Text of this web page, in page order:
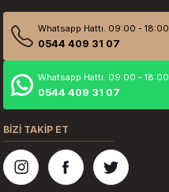
Whatsapp Hattı. 09:00 - 18:00
0544 409 31 07
Whatsapp Hattı. 09:00 - 18:00
0544 409 31 07
BİZİ TAKİP ET